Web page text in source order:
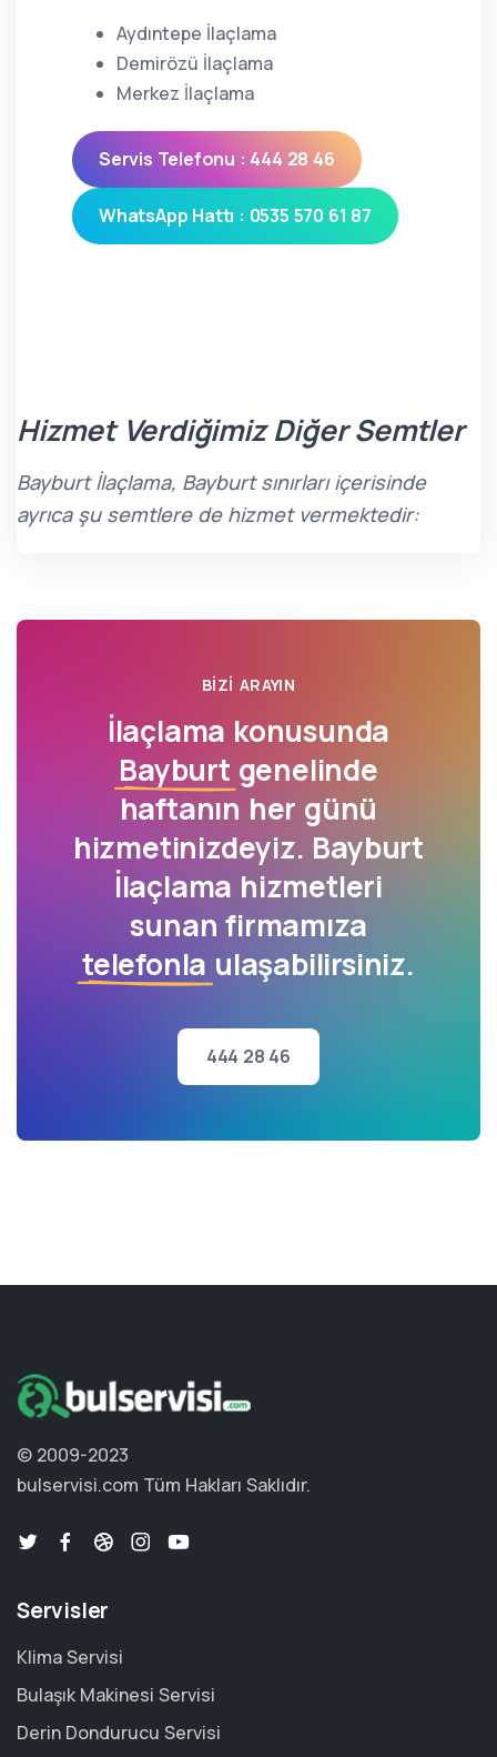
Aydıntepe İlaçlama
Demirözü İlaçlama
Merkez İlaçlama
Servis Telefonu : 444 28 46
WhatsApp Hattı : 0535 570 61 87
Hizmet Verdiğimiz Diğer Semtler
Bayburt İlaçlama, Bayburt sınırları içerisinde
ayrıca şu semtlere de hizmet vermektedir:
BIZI ARAYIN
İlaçlama konusunda
Bayburt genelinde
haftanın her günü
hizmetinizdeyiz. Bayburt
İlaçlama hizmetleri
sunan firmamıza
telefonla ulaşabilirsiniz.
444 28 46
© 2009-2023
bulservisi.com Tüm Hakları Saklıdır.
Servisler
Klima Servisi
Bulaşık Makinesi Servisi
Derin Dondurucu Servisi